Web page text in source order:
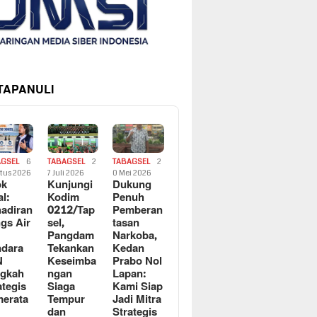
6
2026
Air
TABAGSEL
2
7 Juli 2026
Kunjungi
Kodim
0212/Tap
sel,
Pangdam
Tekankan
Keseimba
ngan
Siaga
Tempur
dan
TABAGSEL
2
0 Mei 2026
Dukung
Penuh
Pemberan
tasan
Narkoba,
Kedan
Prabo Nol
Lapan:
Kami Siap
Jadi Mitra
Strategis